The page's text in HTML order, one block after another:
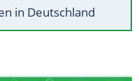
in Deutschland